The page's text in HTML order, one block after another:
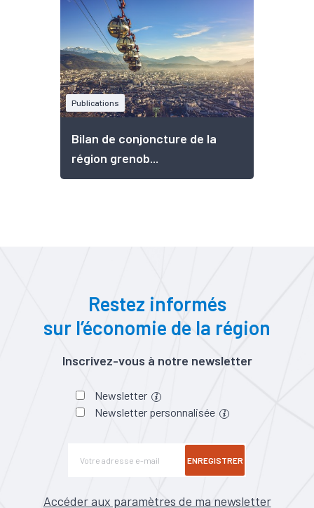
Publications
Bilan de conjoncture de la
région grenob...
Restez informés
sur l’économie de la région
Inscrivez-vous à notre newsletter
Newsletter
Newsletter personnalisée
ENREGISTRER
Accéder aux paramètres de ma newsletter